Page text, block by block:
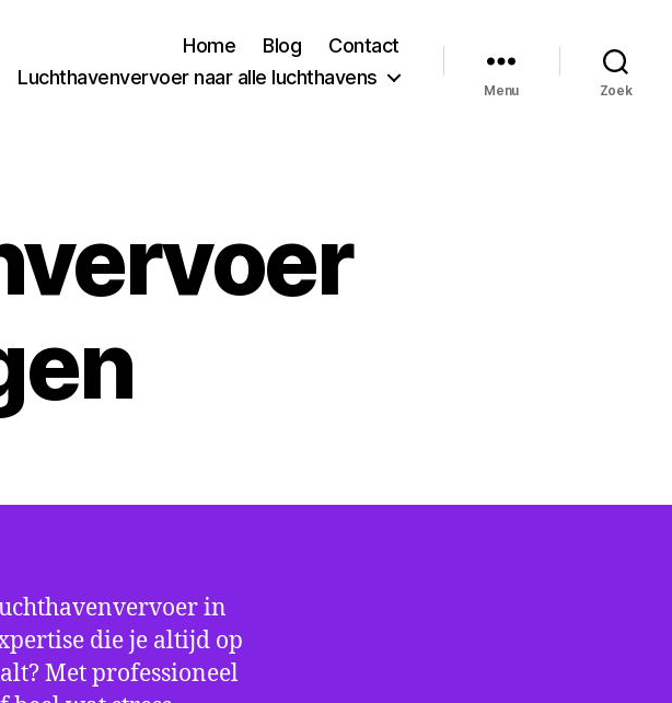
Home Blog
Contact
Luchthavenvervoer naar alle luchthavens
Menu Zoek
in
die je altijd op
Met professioneel